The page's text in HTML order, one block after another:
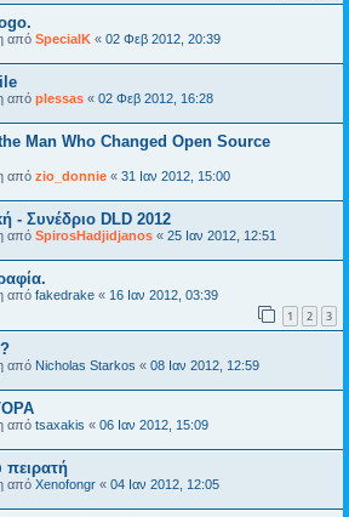
από SpecialK « 02 Φεβ 2012, 20:39
από plessas « 02 Φεβ 2012, 16:28
Man Who Changed Open Source
από zio_donnie « 31 Ιαν 2012, 15:00
- Συνέδριο DLD 2012
από SpirosHadjidjanos « 25 Ιαν 2012, 12:51
από fakedrake « 16 Ιαν 2012, 03:39
1 2 3
από Nicholas Starkos « 08 Ιαν 2012, 12:59
από tsaxakis « 06 Ιαν 2012, 15:09
πειρατή
από Xenofongr « 04 Ιαν 2012, 12:05